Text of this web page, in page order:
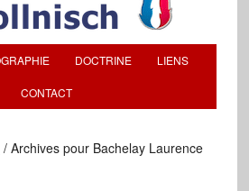
DOCTRINE LIENS
CONTACT
/Archives pour Bachelay Laurence